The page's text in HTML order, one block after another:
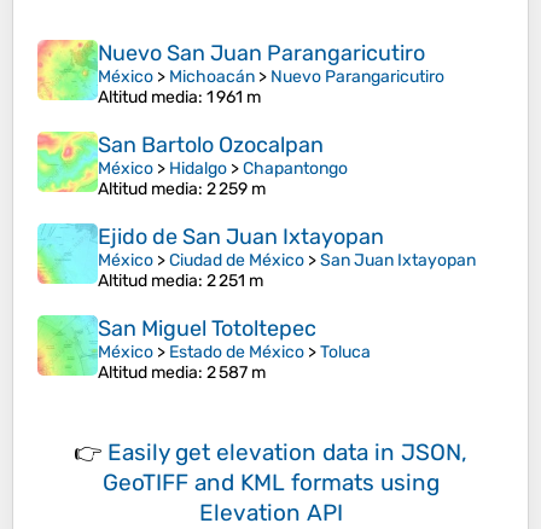
Nuevo San Juan Parangaricutiro
México > Michoacán > Nuevo Parangaricutiro
Altitud media: 1 961 m
San Bartolo Ozocalpan
México > Hidalgo >Chapantongo
Altitud media: 2 259 m
Ejido de San Juan Ixtayopan
México >Ciudad de México >San Juan Ixtayopan
Altitud media: 2 251 m
San Miguel Totoltepec
México > Estado de México >Toluca
Altitud media: 2 587 m
👉 Easily get elevation data in JSON,
GeoTIFF and KML formats using
Elevation API